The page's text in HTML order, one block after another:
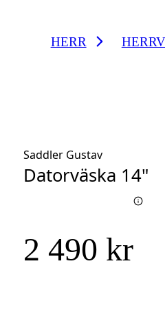
HERR
Saddler Gustav
Datorväska 14"
2 490 kr